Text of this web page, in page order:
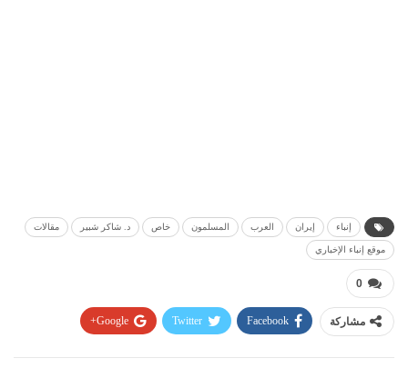
إنباء إيران العرب المسلمون خاص د. شاكر شبير مقالات
موقع إنباء الإخباري
0
مشاركة Facebook
Twitter
Google+